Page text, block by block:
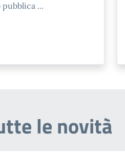
...
le novità